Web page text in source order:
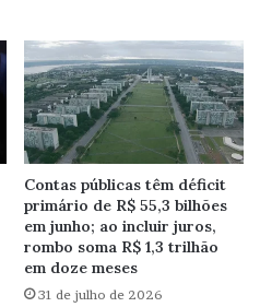
Contas públicas têm déficit
primário de R$ 55,3 bilhões
em junho; ao incluir juros,
rombo soma R$ 1,3 trilhão
em doze meses
31 de julho de 2026